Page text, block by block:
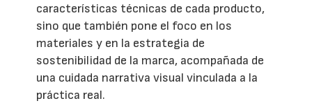
características técnicas de cada producto,
sino que también pone el foco en los
materiales y en la estrategia de
sostenibilidad de la marca, acompañada de
una cuidada narrativa visual vinculada a la
práctica real.